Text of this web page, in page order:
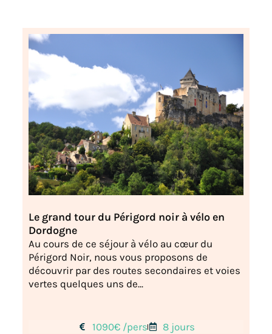
Le grand tour du Périgord noir à vélo en
Dordogne
Au cours de ce séjour à vélo au cœur du
Périgord Noir, nous vous proposons de
découvrir par des routes secondaires et voies
vertes quelques uns de...
1090€ /pers 8 jours